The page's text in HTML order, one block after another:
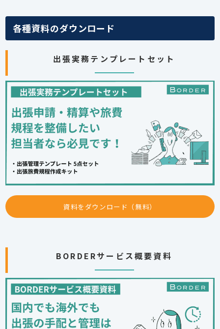
各種資料のダウンロード
出張実務テンプレートセット
資料をダウンロード（無料）
BORDERサービス概要資料